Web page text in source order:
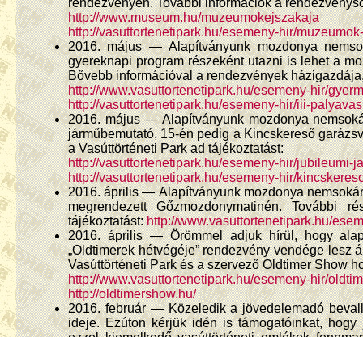
rendezvényen. További információk a
http://www.museum.hu/muzeumokejszakaja
http://vasuttortenetipark.hu/esemeny-hir/
2016. május — Alapítványunk mozdonya
gyereknapi program részeként utazni is lehet a
Bővebb információval a rendezvények
http://www.vasuttortenetipark.hu/esemeny-hir/
http://vasuttortenetipark.hu/esemeny-hir/iii-
2016. május — Alapítványunk mozdonya
járműbemutató, 15-én pedig a Kincskereső
a Vasúttörténeti Park ad tájékoztatást:
http://vasuttortenetipark.hu/esemeny-hir/jubileumi-
http://vasuttortenetipark.hu/esemeny-hir/
2016. április — Alapítványunk mozdonya
megrendezett Gőzmozdonymatinén. További
tájékoztatást:http://www.vasuttortenetipark.hu/
2016. április — Örömmel adjuk hírül, hogy
„Oldtimerek hétvégéje” rendezvény vendége
Vasúttörténeti Park és a szervező Oldtimer Show
http://www.vasuttortenetipark.hu/esemeny-hir/
http://oldtimershow.hu/
2016. február — Közeledik a jövedelemadó
ideje. Ezúton kérjük idén is támogatóinkat,